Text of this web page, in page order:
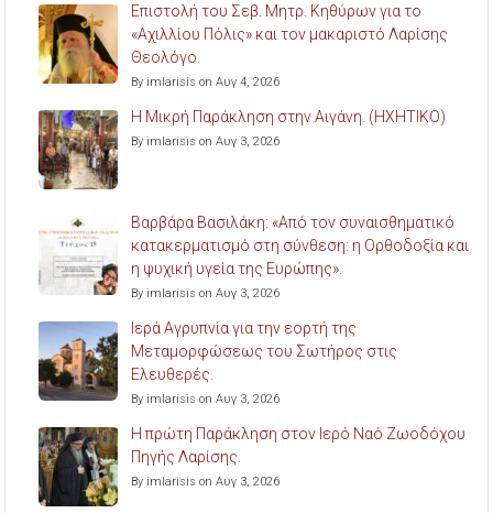
Επιστολή του Σεβ. Μητρ. Κηθύρων για το
«Αχιλλίου Πόλις» και τον μακαριστό Λαρίσης
Θεολόγο.
By imlarisis on Αυγ 4, 2026
Η Μικρή Παράκληση στην Αιγάνη. (ΗΧΗΤΙΚΟ)
By imlarisis on Αυγ 3, 2026
Βαρβάρα Βασιλάκη: «Από τον συναισθηματικό
κατακερματισμό στη σύνθεση: η Ορθοδοξία και
η ψυχική υγεία της Ευρώπης».
By imlarisis on Αυγ 3, 2026
Ιερά Αγρυπνία για την εορτή της
Μεταμορφώσεως του Σωτήρος στις
Ελευθερές.
By imlarisis on Αυγ 3, 2026
Η πρώτη Παράκληση στον Ιερό Ναό Ζωοδόχου
Πηγής Λαρίσης.
By imlarisis on Αυγ 3, 2026